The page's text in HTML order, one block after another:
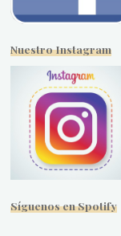
Nuestro Instagram
Síguenos en Spotify